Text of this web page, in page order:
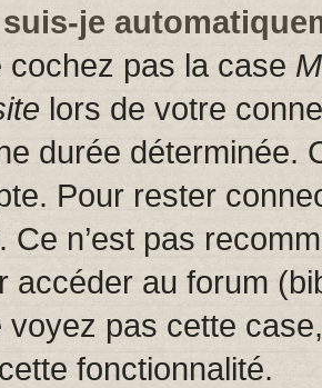
je
cochez pas la case
lors de votre
durée déterminée.
Pour rester
Ce n’est pas
accéder au forum
voyez pas cette
fonctionnalité.